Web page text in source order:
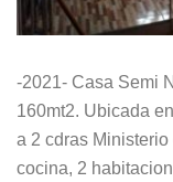
-2021- Casa Semi
160mt2. Ubicada
a 2 cdras
cocina, 2